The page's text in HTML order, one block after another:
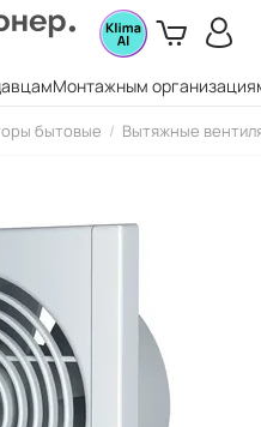
Монтажным
бытовые / Вытяжные